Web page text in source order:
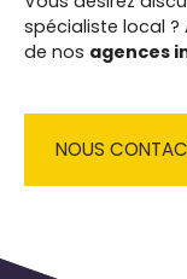
spécialiste local ?
de nos agences
NOUS